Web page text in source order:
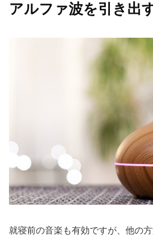
アルファ波を引き出
就寝前の音楽も有効ですが、他の